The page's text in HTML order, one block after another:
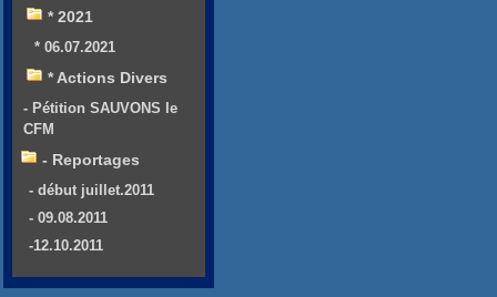
* 2021
* 06.07.2021
* Actions Divers
- Pétition SAUVONS le
CFM
- Reportages
- début juillet.2011
- 09.08.2011
-12.10.2011